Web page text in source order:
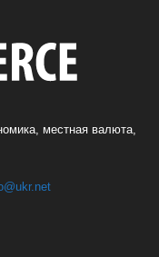
местная валюта,